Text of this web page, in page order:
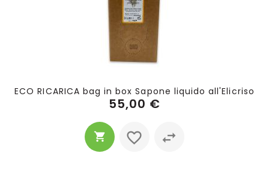
ECO RICARICA bag in box Sapone liquido all'Elicriso
55,00 €